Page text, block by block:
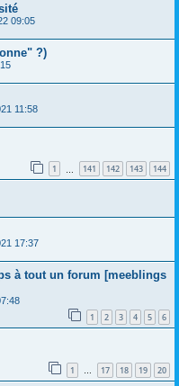
09:05
?)
11:58
1 141 142 143 144
17:37
à tout un forum [meeblings
1 2 3 4 5 6
1 … 17 18 19 20